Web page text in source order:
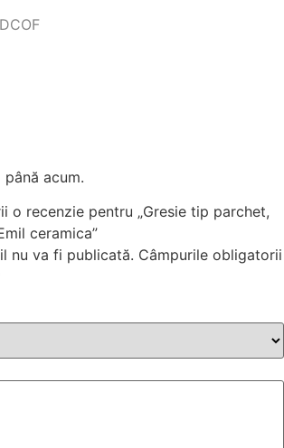
acum.
o recenzie pentru „Gresie tip parchet,
ceramica”
nu va fi publicată. Câmpurile obligatorii